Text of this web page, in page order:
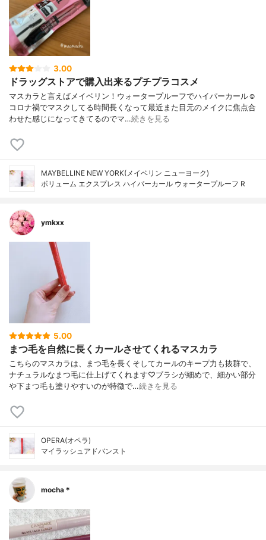
3.00
ドラッグストアで購入出来るプチプラコスメ
マスカラと言えばメイベリン！ウォータープルーフでハイパーカール☺︎
コロナ禍でマスクしてる時間長くなって最近また目元のメイクに焦点合
わせた感じになってきてるのでマ…続きを見る
MAYBELLINE NEW YORK(メイベリン ニューヨーク)
ボリューム エクスプレス ハイパーカール ウォータープルーフ R
ymkxx
5.00
まつ毛を自然に長くカールさせてくれるマスカラ
こちらのマスカラは、まつ毛を長くそしてカールのキープ力も抜群で、
ナチュラルなまつ毛に仕上げてくれます♡ブラシが細めで、細かい部分
や下まつ毛も塗りやすいのが特徴で…続きを見る
OPERA(オペラ)
マイラッシュアドバンスト
mocha＊